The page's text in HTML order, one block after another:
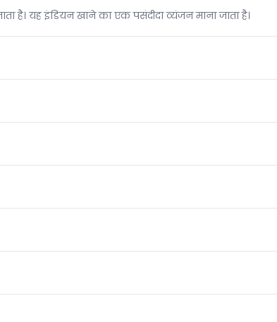
है। यह इंडियन खाने का एक पसंदीदा व्यंजन माना जाता है।